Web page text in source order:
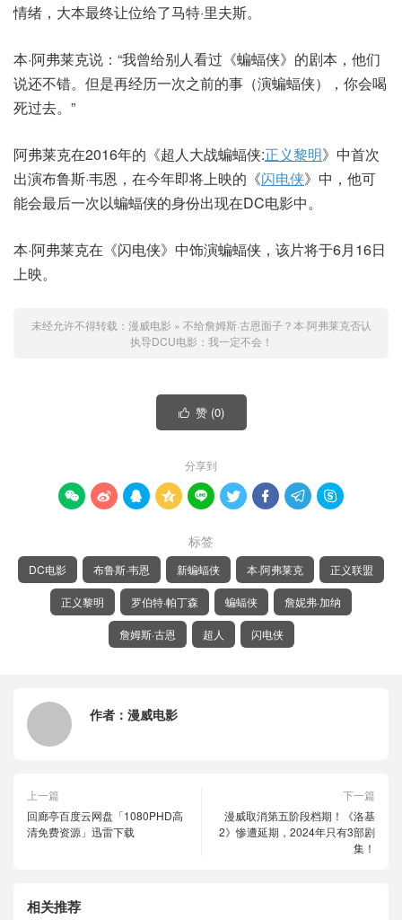
情绪，大本最终让位给了马特·里夫斯。
本·阿弗莱克说：“我曾给别人看过《蝙蝠侠》的剧本，他们
说还不错。但是再经历一次之前的事（演蝙蝠侠），你会喝
死过去。”
阿弗莱克在2016年的《超人大战蝙蝠侠:正义黎明》中首次
出演布鲁斯·韦恩，在今年即将上映的《闪电侠》中，他可
能会最后一次以蝙蝠侠的身份出现在DC电影中。
本·阿弗莱克在《闪电侠》中饰演蝙蝠侠，该片将于6月16日
上映。
未经允许不得转载： 漫威电影 » 不给詹姆斯·古恩面子？本·阿弗莱克否认
执导DCU电影：我一定不会！
 赞 (0)
分享到
        
标签
DC电影 布鲁斯·韦恩 新蝙蝠侠 本·阿弗莱克 正义联盟
正义黎明 罗伯特·帕丁森 蝙蝠侠 詹妮弗·加纳
詹姆斯·古恩 超人 闪电侠
作者： 漫威电影
上一篇
回廊亭百度云网盘「1080PHD高
清免费资源」迅雷下载
下一篇
漫威取消第五阶段档期！《洛基
2》惨遭延期，2024年只有3部剧
集！
相关推荐